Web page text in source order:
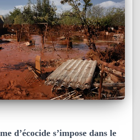
d’écocide s’impose dans le